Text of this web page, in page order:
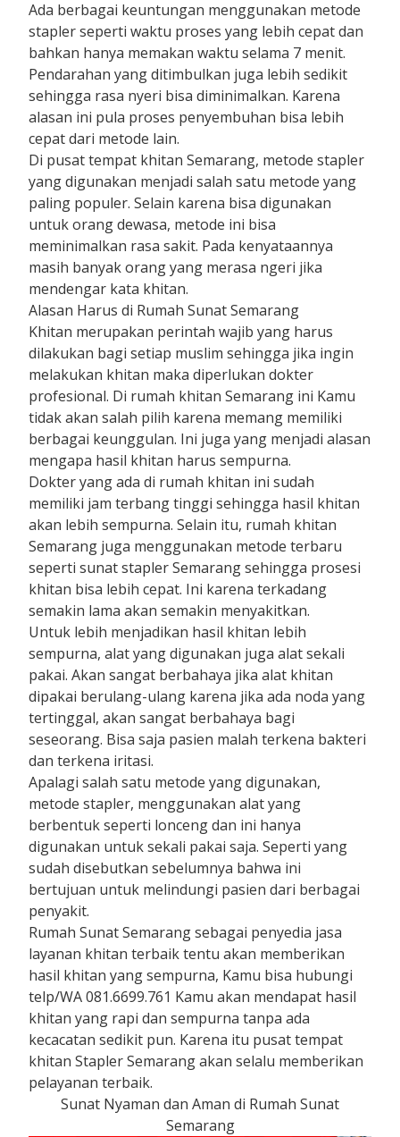
Ada berbagai keuntungan menggunakan metode
stapler seperti waktu proses yang lebih cepat dan
bahkan hanya memakan waktu selama 7 menit.
Pendarahan yang ditimbulkan juga lebih sedikit
sehingga rasa nyeri bisa diminimalkan. Karena
alasan ini pula proses penyembuhan bisa lebih
cepat dari metode lain.
Di pusat tempat khitan Semarang, metode stapler
yang digunakan menjadi salah satu metode yang
paling populer. Selain karena bisa digunakan
untuk orang dewasa, metode ini bisa
meminimalkan rasa sakit. Pada kenyataannya
masih banyak orang yang merasa ngeri jika
mendengar kata khitan.
Alasan Harus di Rumah Sunat Semarang
Khitan merupakan perintah wajib yang harus
dilakukan bagi setiap muslim sehingga jika ingin
melakukan khitan maka diperlukan dokter
profesional. Di rumah khitan Semarang ini Kamu
tidak akan salah pilih karena memang memiliki
berbagai keunggulan. Ini juga yang menjadi alasan
mengapa hasil khitan harus sempurna.
Dokter yang ada di rumah khitan ini sudah
memiliki jam terbang tinggi sehingga hasil khitan
akan lebih sempurna. Selain itu, rumah khitan
Semarang juga menggunakan metode terbaru
seperti sunat stapler Semarang sehingga prosesi
khitan bisa lebih cepat. Ini karena terkadang
semakin lama akan semakin menyakitkan.
Untuk lebih menjadikan hasil khitan lebih
sempurna, alat yang digunakan juga alat sekali
pakai. Akan sangat berbahaya jika alat khitan
dipakai berulang-ulang karena jika ada noda yang
tertinggal, akan sangat berbahaya bagi
seseorang. Bisa saja pasien malah terkena bakteri
dan terkena iritasi.
Apalagi salah satu metode yang digunakan,
metode stapler, menggunakan alat yang
berbentuk seperti lonceng dan ini hanya
digunakan untuk sekali pakai saja. Seperti yang
sudah disebutkan sebelumnya bahwa ini
bertujuan untuk melindungi pasien dari berbagai
penyakit.
Rumah Sunat Semarang sebagai penyedia jasa
layanan khitan terbaik tentu akan memberikan
hasil khitan yang sempurna, Kamu bisa hubungi
telp/WA 081.6699.761 Kamu akan mendapat hasil
khitan yang rapi dan sempurna tanpa ada
kecacatan sedikit pun. Karena itu pusat tempat
khitan Stapler Semarang akan selalu memberikan
pelayanan terbaik.
Sunat Nyaman dan Aman di Rumah Sunat
Semarang